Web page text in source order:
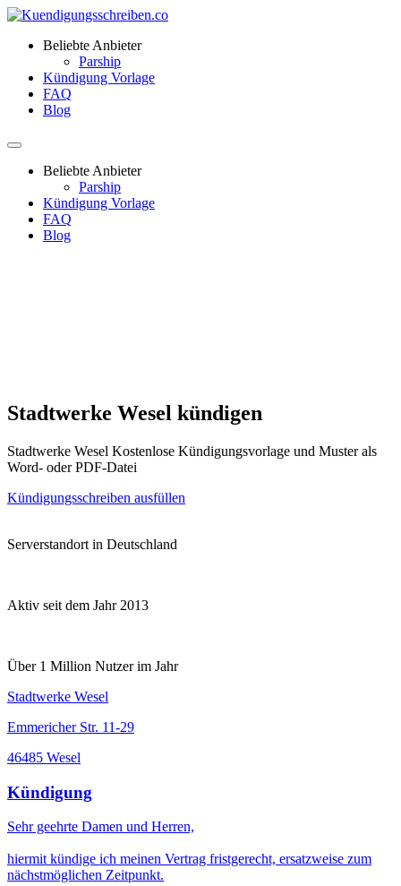
Beliebte Anbieter
Parship
Kündigung Vorlage
FAQ
Blog
Beliebte Anbieter
Parship
Kündigung Vorlage
FAQ
Blog
Stadtwerke Wesel kündigen
Stadtwerke Wesel Kostenlose Kündigungsvorlage und Muster als
Word- oder PDF-Datei
Kündigungsschreiben ausfüllen
Serverstandort in Deutschland
Aktiv seit dem Jahr 2013
Über 1 Million Nutzer im Jahr
Stadtwerke Wesel
Emmericher Str. 11-29
46485 Wesel
Kündigung
Sehr geehrte Damen und Herren,
hiermit kündige ich meinen Vertrag fristgerecht, ersatzweise zum
nächstmöglichen Zeitpunkt.